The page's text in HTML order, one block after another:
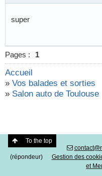
super
Pages : 1
Accueil
» Vos balades et sorties
» Salon auto de Toulouse
To the top
(répondeur) Gestion des
et